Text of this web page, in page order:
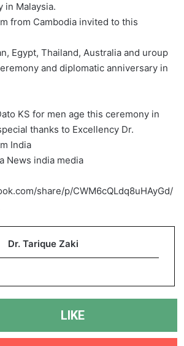
in Malaysia.
from Cambodia invited to this
Egypt, Thailand, Australia and uroup
and diplomatic anniversary in
KS for men age this ceremony in
thanks to Excellency Dr.
India
News india media
share/p/CWM6cQLdq8uHAyGd/
Dr. Tarique Zaki
LIKE